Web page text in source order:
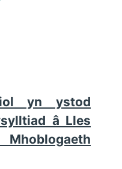
yn ystod
â Lles